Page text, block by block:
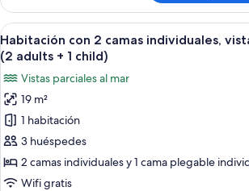
al
mar
con
camas
individuales,
vistas
parciales
al
mar
Abrir
todas
las
fotos
de
Habitación
con
2
camas
Una
7
Habitación con 2 camas individuales,
(2 adults + 1 child)
Vistas parciales al mar
19 m²
1 habitación
3 huéspedes
2 camas individuales y 1 cama plegable
Wifi gratis